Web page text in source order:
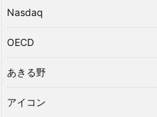
Nasdaq
OECD
あきる野
アイコン